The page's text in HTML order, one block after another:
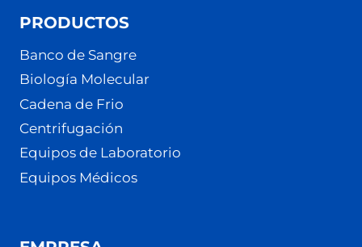
PRODUCTOS
Banco de Sangre
Biología Molecular
Cadena de Frio
Centrifugación
Equipos de Laboratorio
Equipos Médicos